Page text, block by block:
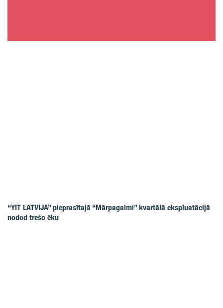
“YIT LATVIJA” pieprasītajā “Mārpagalmi” kvartālā ekspluatācijā
nodod trešo ēku